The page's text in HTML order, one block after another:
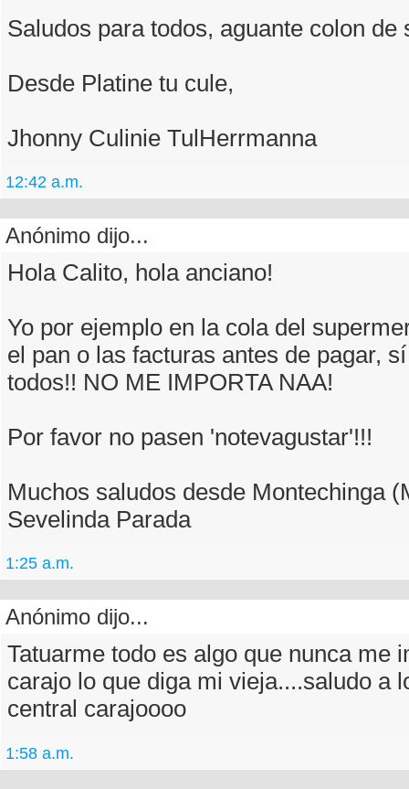
Saludos para todos, aguante colon de
Desde Platine tu cule,
Jhonny Culinie TulHerrmanna
12:42 a.m.
Anónimo dijo...
Hola Calito, hola anciano!
Yo por ejemplo en la cola del
el pan o las facturas antes de pagar,
todos!! NO ME IMPORTA NAA!
Por favor no pasen 'notevagustar'!!!
Muchos saludos desde Montechinga
Sevelinda Parada
1:25 a.m.
Anónimo dijo...
Tatuarme todo es algo que nunca me
carajo lo que diga mi vieja....saludo a
central carajoooo
1:58 a.m.